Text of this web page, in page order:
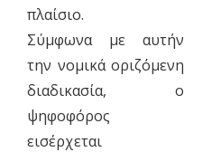
πλαίσιο.
Σύμφωνα με αυτήν
την νομικά οριζόμενη
διαδικασία, ο
ψηφοφόρος
εισέρχεται